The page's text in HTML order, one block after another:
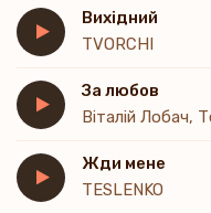
Вихідний
TVORCHI
За любов
Віталій Лобач,
Жди мене
TESLENKO